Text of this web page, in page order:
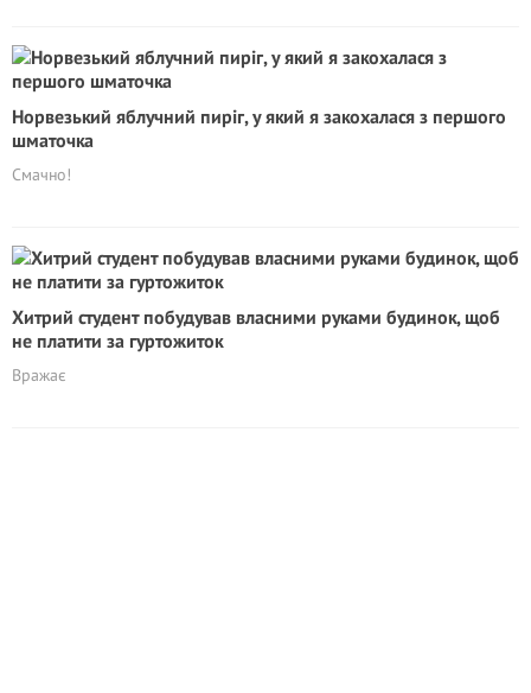
Норвезький яблучний пиріг, у який я закохалася з першого
шматочка
Смачно!
Хитрий студент побудував власними руками будинок, щоб
не плaтити за гуртожиток
Вражає